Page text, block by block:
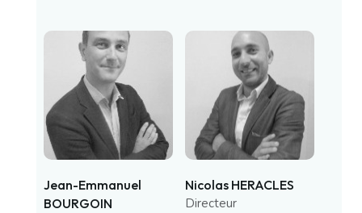
Jean-Emmanuel
BOURGOIN
Nicolas HERACLES
Directeur